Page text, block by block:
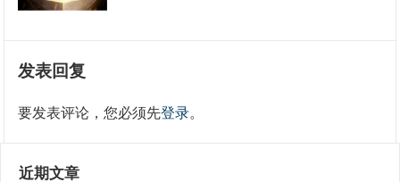
发表回复
要发表评论，您必须先登录。
近期文章